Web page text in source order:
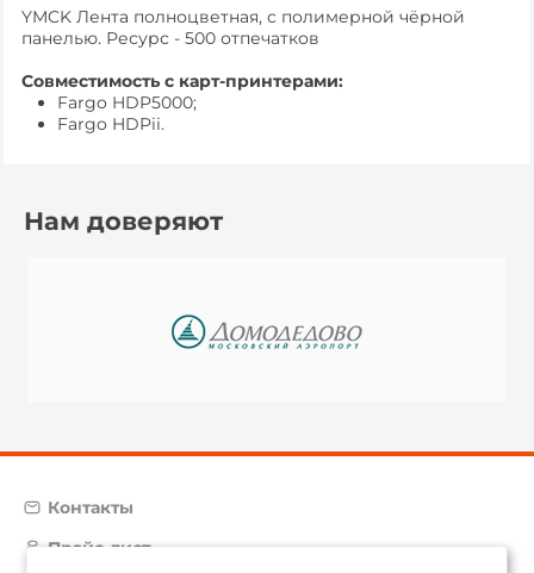
YMCK Лента полноцветная, с полимерной чёрной
панелью. Ресурс - 500 отпечатков
Совместимость с карт-принтерами:
Fargo HDP5000;
Fargo HDPii.
Нам доверяют
Контакты
Прайс-лист